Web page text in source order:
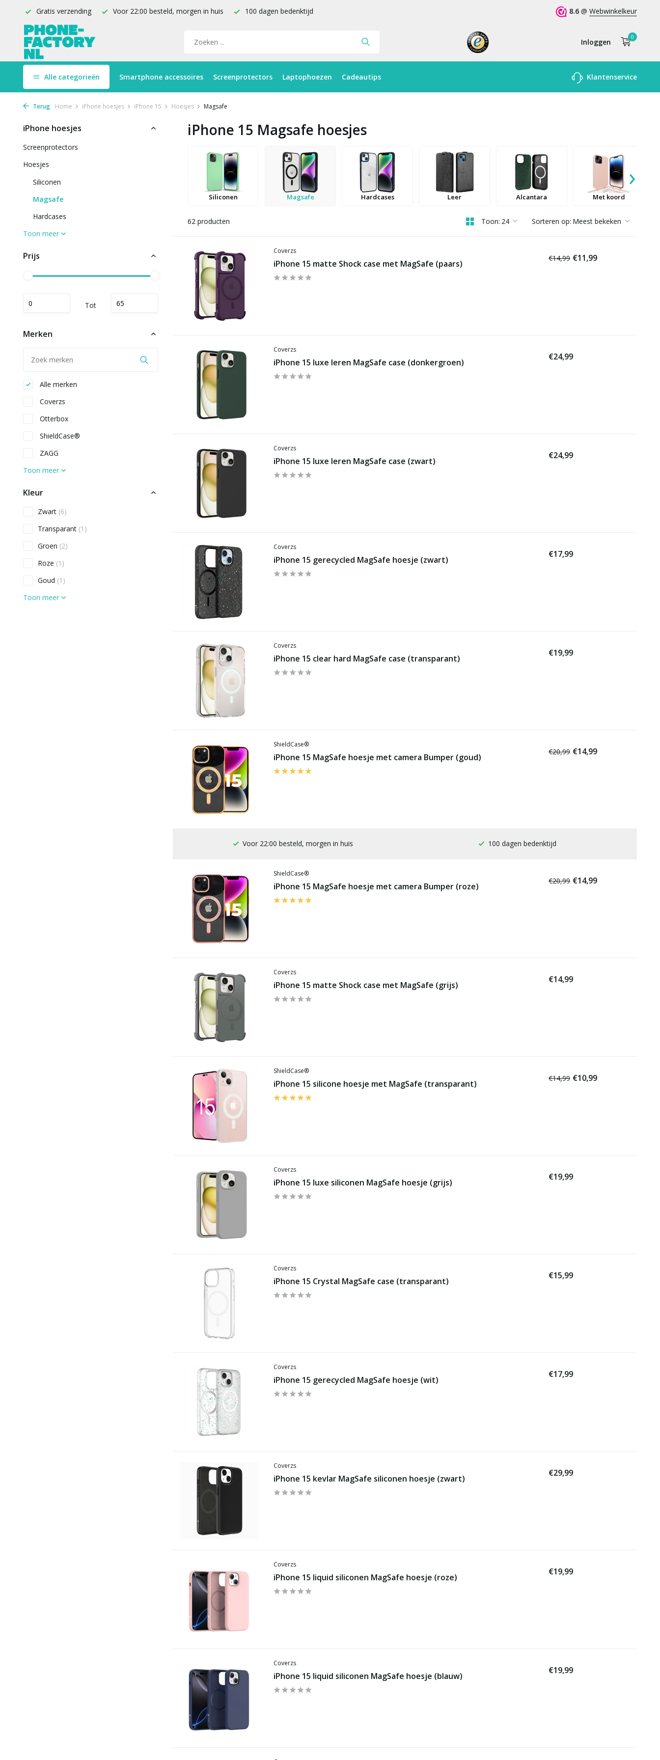
Gratis verzending Voor 22:00 besteld, morgen in huis 100 dagen bedenktijd 8.6 @ Webwinkelkeur
Inloggen
Account
0
Alle categorieën Smartphone accessoires Screenprotectors Laptophoezen Cadeautips Klantenservice
Terug Home iPhone hoesjes iPhone 15 Hoesjes Magsafe
iPhone hoesjes
Screenprotectors
Hoesjes
Siliconen
Magsafe
Hardcases
Toon meer
Prijs
Tot
Merken
Alle merken
Coverzs
Otterbox
ShieldCase®
ZAGG
Toon meer
Kleur
Zwart (6)
Transparant (1)
Groen (2)
Roze (1)
Goud (1)
Toon meer
iPhone 15 Magsafe hoesjes
Siliconen Magsafe Hardcases Leer Alcantara Met koord
›
62 producten Toon: Sorteren op:
Coverzs
iPhone 15 matte Shock case met MagSafe (paars)
€14,99 €11,99
Coverzs
iPhone 15 luxe leren MagSafe case (donkergroen)
€24,99
Coverzs
iPhone 15 luxe leren MagSafe case (zwart)
€24,99
Coverzs
iPhone 15 gerecycled MagSafe hoesje (zwart)
€17,99
Coverzs
iPhone 15 clear hard MagSafe case (transparant)
€19,99
ShieldCase®
iPhone 15 MagSafe hoesje met camera Bumper (goud)
€20,99 €14,99
100 dagen bedenktijd Gratis verzending
ShieldCase®
iPhone 15 MagSafe hoesje met camera Bumper (roze)
€20,99 €14,99
Coverzs
iPhone 15 matte Shock case met MagSafe (grijs)
€14,99
ShieldCase®
iPhone 15 silicone hoesje met MagSafe (transparant)
€14,99 €10,99
Coverzs
iPhone 15 luxe siliconen MagSafe hoesje (grijs)
€19,99
Coverzs
iPhone 15 Crystal MagSafe case (transparant)
€15,99
Coverzs
iPhone 15 gerecycled MagSafe hoesje (wit)
€17,99
Coverzs
iPhone 15 kevlar MagSafe siliconen hoesje (zwart)
€29,99
Coverzs
iPhone 15 liquid siliconen MagSafe hoesje (roze)
€19,99
Coverzs
iPhone 15 liquid siliconen MagSafe hoesje (blauw)
€19,99